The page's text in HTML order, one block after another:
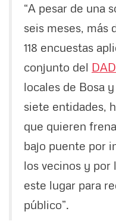
“A pesar de una
seis meses, más
118 encuestas
conjunto del
locales de Bosa
siete entidades,
que quieren
bajo puente por
los vecinos y por
este lugar para
público”.